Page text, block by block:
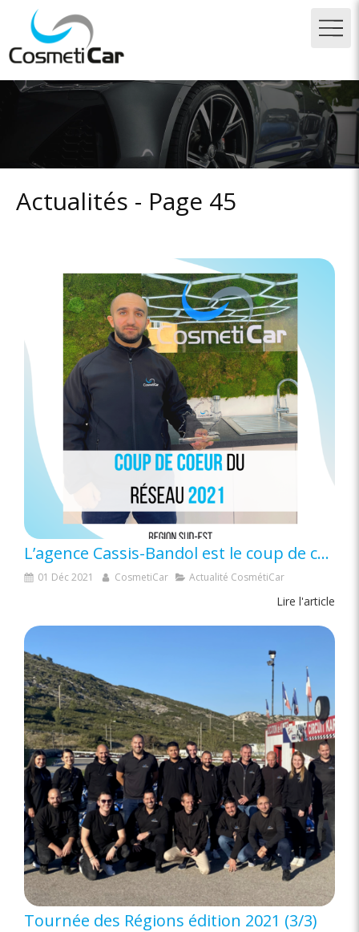
Actualités - Page 45
L’agence Cassis-Bandol est le coup de coeur du réseau ( 3/3 ) pour la région PACA.
01 Déc 2021 CosmetiCar Actualité CosmétiCar
Lire l'article
Tournée des Régions édition 2021 (3/3)